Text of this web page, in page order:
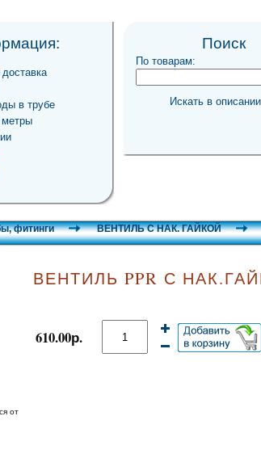
в трубе
Поиск
По товарам:
Искать в описании
фитинги ВЕНТИЛЬ С НАК. ГАЙКОЙ
от
ВЕНТИЛЬ PPR С
610.00р.